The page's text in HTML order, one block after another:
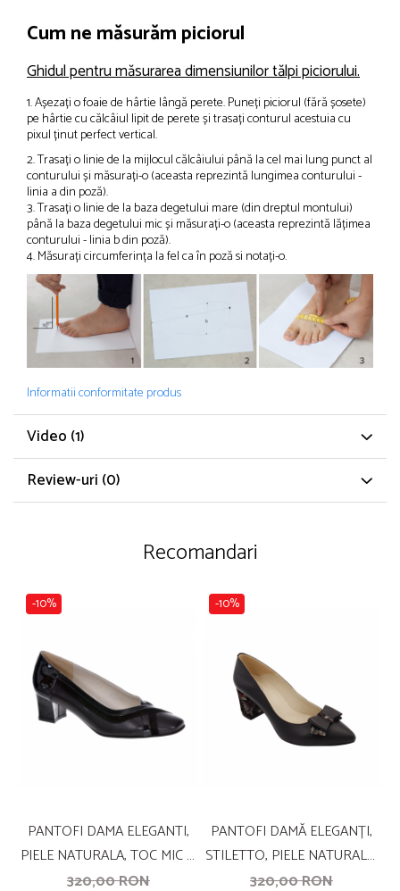
Cum ne măsurăm piciorul
Ghidul pentru măsurarea dimensiunilor tălpi piciorului.
1. Așezați o foaie de hârtie lângă perete. Puneți piciorul (fără șosete)
pe hârtie cu călcâiul lipit de perete și trasați conturul acestuia cu
pixul ținut perfect vertical.
2. Trasați o linie de la mijlocul călcâiului până la cel mai lung punct al
conturului și măsurați-o (aceasta reprezintă lungimea conturului -
linia a din poză).
3. Trasați o linie de la baza degetului mare (din dreptul montului)
până la baza degetului mic și măsurați-o (aceasta reprezintă lățimea
conturului - linia b din poză).
4. Măsurați circumferința la fel ca în poză si notați-o.
Informatii conformitate produs
Video (1)
Review-uri (0)
Recomandari
-10%
PANTOFI DAMA ELEGANTI,
PIELE NATURALA, TOC MIC SI
GROS, NEGRU, SANDALI
320,00 RON
-10%
PANTOFI DAMĂ ELEGANȚI,
STILETTO, PIELE NATURALĂ,
TOC GROS ÎMBRĂCAT,
320,00 RON